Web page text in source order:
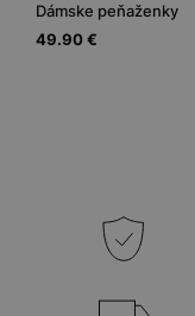
Dámske peňaženky
49.90 €